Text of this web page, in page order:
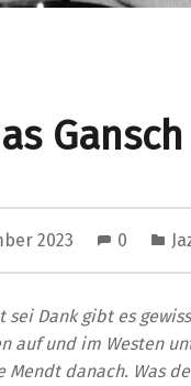
2023 0
sei Dank gibt es
auf und im Westen
Mendt danach. Was